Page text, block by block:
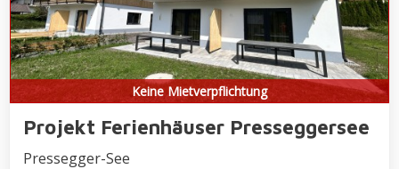
Keine Mietverpflichtung
Projekt Ferienhäuser Presseggersee
Pressegger-See